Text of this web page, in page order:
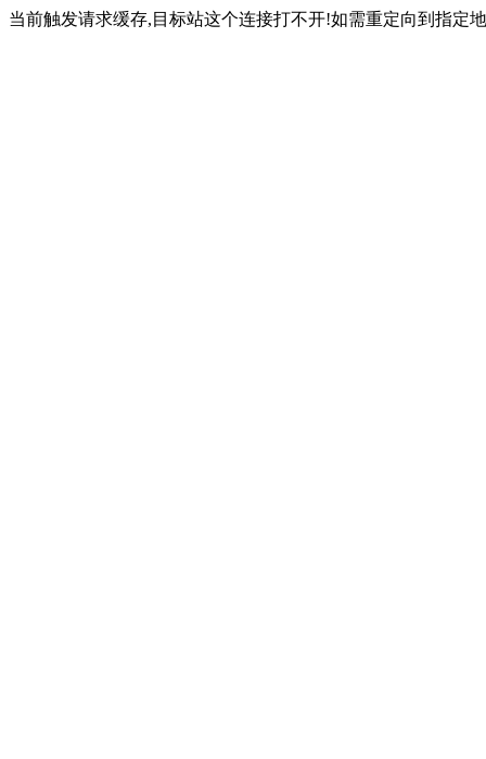
当前触发请求缓存,目标站这个连接打不开!如需重定向到指定